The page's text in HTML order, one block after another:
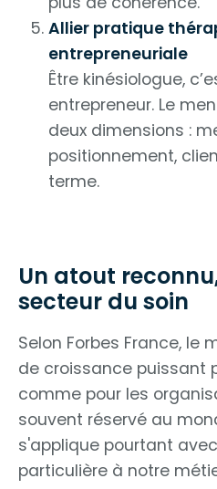
Allier pratique
entrepreneuriale
Être kinésiologue,
entrepreneur. Le
deux dimensions :
positionnement,
terme.
Un atout
secteur du soin
Selon Forbes France, le
de croissance puissant
comme pour les
souvent réservé au
s'applique pourtant
particulière à notre